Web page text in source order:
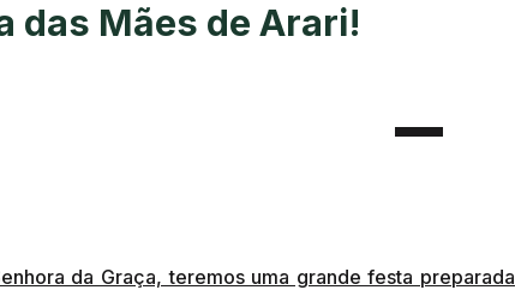
das Mães de Arari!
da Graça, teremos uma grande festa preparada